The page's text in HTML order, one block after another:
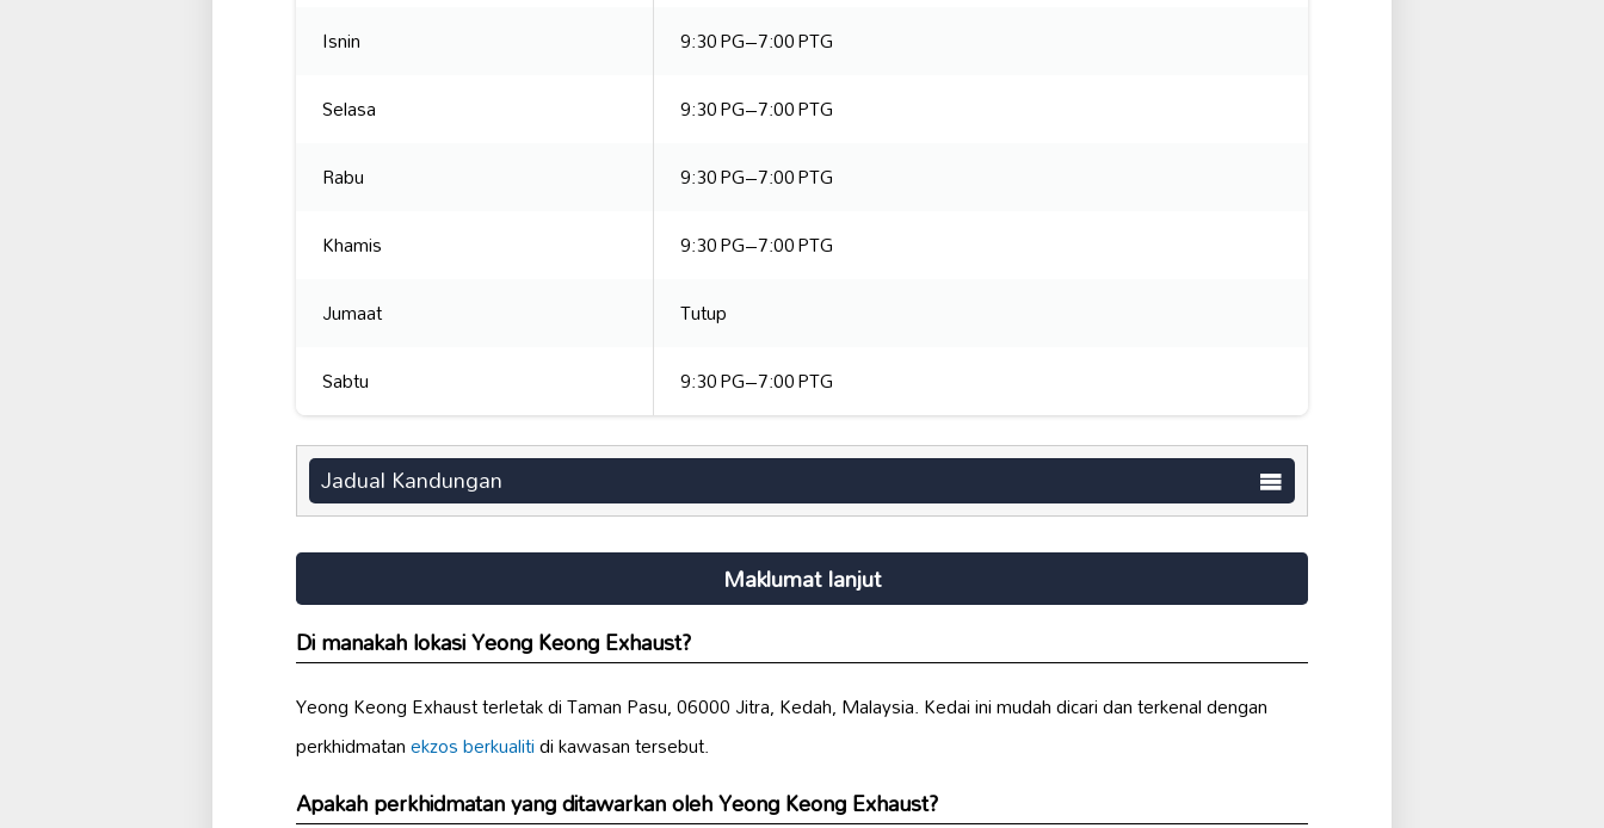
Isnin
9:30 PG–7:00 PTG
Selasa
9:30 PG–7:00 PTG
Rabu
9:30 PG–7:00 PTG
Khamis
9:30 PG–7:00 PTG
Jumaat
Tutup
Sabtu
9:30 PG–7:00 PTG
Jadual Kandungan
Maklumat lanjut
Di manakah lokasi Yeong Keong Exhaust?
Yeong Keong Exhaust terletak di Taman Pasu, 06000 Jitra, Kedah, Malaysia. Kedai ini mudah dicari dan terkenal dengan
perkhidmatanekzos berkualitidi kawasan tersebut.
Apakah perkhidmatan yang ditawarkan oleh Yeong Keong Exhaust?